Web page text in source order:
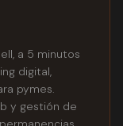
a 5 minutos
digital,
pymes.
y gestión de